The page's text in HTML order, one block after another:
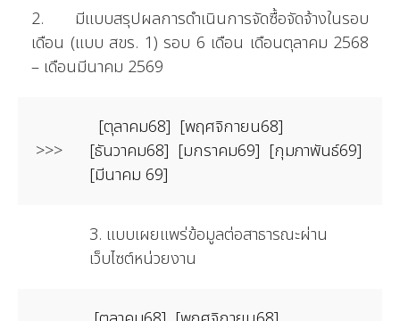
2. มีแบบสรุปผลการดำเนินการจัดซื้อจัดจ้างในรอบ
เดือน (แบบ สขร. 1) รอบ 6 เดือน เดือนตุลาคม 2568
– เดือนมีนาคม 2569
>>>
[ตุลาคม68] [พฤศจิกายน68]
[ธันวาคม68] [มกราคม69] [กุมภาพันธ์69]
[มีนาคม 69]
3. แบบเผยแพร่ข้อมูลต่อสาธารณะผ่าน
เว็บไซต์หน่วยงาน